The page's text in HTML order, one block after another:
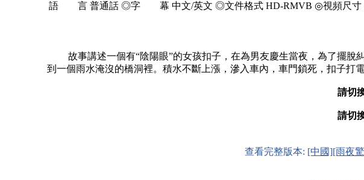
語 言 普通話 ◎字 幕 中文/英文 ◎文件格式 HD-RMVB ◎視頻尺
王李
董
故事講述一個有“陰陽眼”的女孩扣子，在為男友慶生當夜，為了擺脫
到一個雨水淹沒的橋洞裡。積水不斷上漲，滲入車內，車門鎖死，扣子
請切
請切
查看完整版本: [中國][雨夜